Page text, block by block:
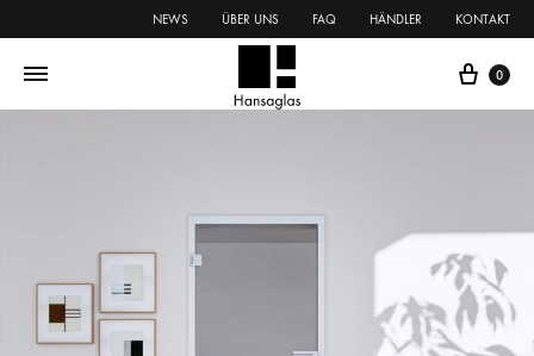
NEWS ÜBER UNS FAQ HÄNDLER KONTAKT
0